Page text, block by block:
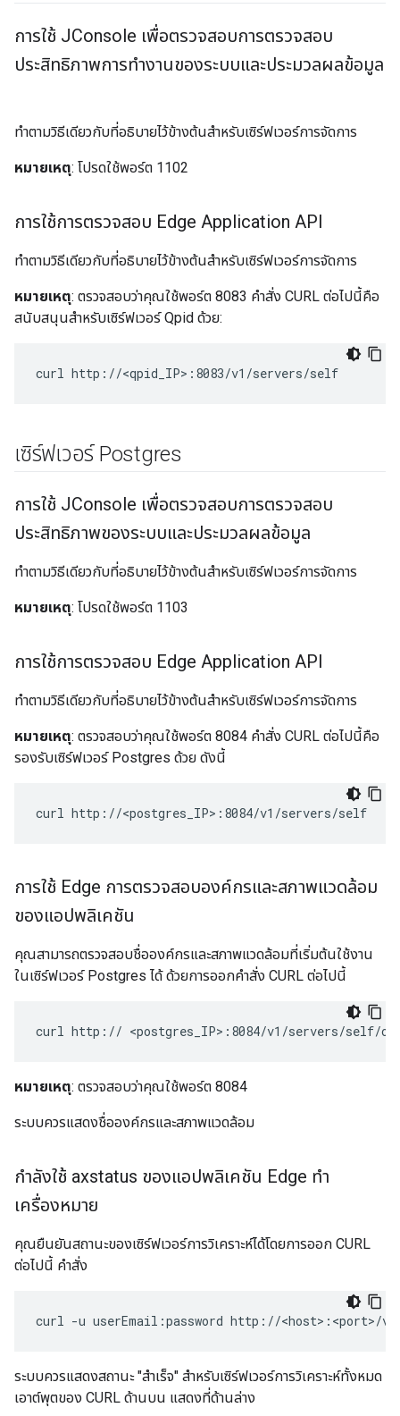
การใช้ JConsole เพื่อตรวจสอบการตรวจสอบ
ประสิทธิภาพการทำงานของระบบและประมวลผลข้อมูล
ทำตามวิธีเดียวกับที่อธิบายไว้ข้างต้นสำหรับเซิร์ฟเวอร์การจัดการ
หมายเหตุ: โปรดใช้พอร์ต 1102
การใช้การตรวจสอบ Edge Application API
ทำตามวิธีเดียวกับที่อธิบายไว้ข้างต้นสำหรับเซิร์ฟเวอร์การจัดการ
หมายเหตุ: ตรวจสอบว่าคุณใช้พอร์ต 8083 คำสั่ง CURL ต่อไปนี้คือ
สนับสนุนสำหรับเซิร์ฟเวอร์ Qpid ด้วย:
curl http://<qpid_IP>:8083/v1/servers/self
เซิร์ฟเวอร์ Postgres
การใช้ JConsole เพื่อตรวจสอบการตรวจสอบ
ประสิทธิภาพของระบบและประมวลผลข้อมูล
ทำตามวิธีเดียวกับที่อธิบายไว้ข้างต้นสำหรับเซิร์ฟเวอร์การจัดการ
หมายเหตุ: โปรดใช้พอร์ต 1103
การใช้การตรวจสอบ Edge Application API
ทำตามวิธีเดียวกับที่อธิบายไว้ข้างต้นสำหรับเซิร์ฟเวอร์การจัดการ
หมายเหตุ: ตรวจสอบว่าคุณใช้พอร์ต 8084 คำสั่ง CURL ต่อไปนี้คือ
รองรับเซิร์ฟเวอร์ Postgres ด้วย ดังนี้
curl http://<postgres_IP>:8084/v1/servers/self
การใช้ Edge การตรวจสอบองค์กรและสภาพแวดล้อม
ของแอปพลิเคชัน
คุณสามารถตรวจสอบชื่อองค์กรและสภาพแวดล้อมที่เริ่มต้นใช้งาน
ในเซิร์ฟเวอร์ Postgres ได้ ด้วยการออกคำสั่ง CURL ต่อไปนี้
curl http:// <postgres_IP>:8084/v1/servers/self/
หมายเหตุ: ตรวจสอบว่าคุณใช้พอร์ต 8084
ระบบควรแสดงชื่อองค์กรและสภาพแวดล้อม
กำลังใช้ axstatus ของแอปพลิเคชัน Edge ทำ
เครื่องหมาย
คุณยืนยันสถานะของเซิร์ฟเวอร์การวิเคราะห์ได้โดยการออก CURL
ต่อไปนี้ คำสั่ง
curl -u userEmail:password http://<host>:<port>/v1/
ระบบควรแสดงสถานะ "สำเร็จ" สำหรับเซิร์ฟเวอร์การวิเคราะห์ทั้งหมด
เอาต์พุตของ CURL ด้านบน แสดงที่ด้านล่าง